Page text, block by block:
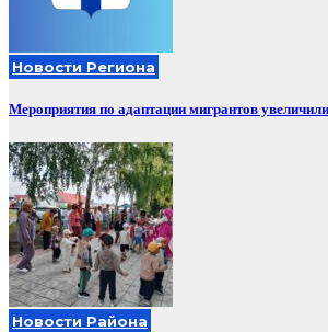
Новости Региона
Мероприятия по адаптации мигрантов
Новости Района